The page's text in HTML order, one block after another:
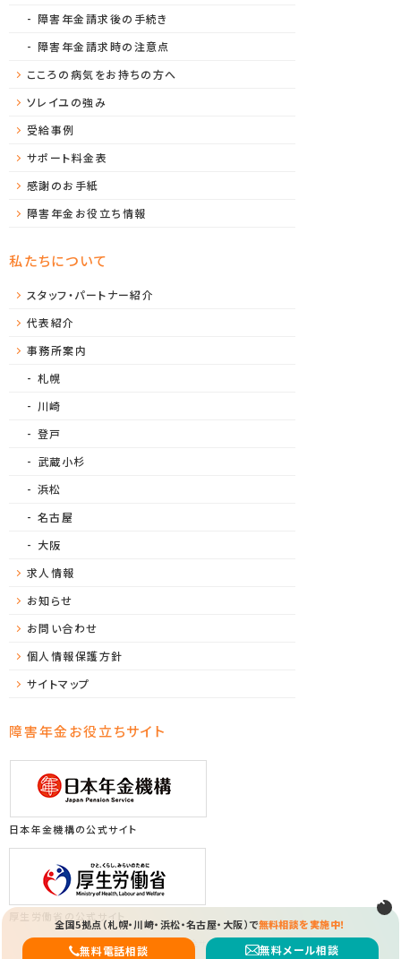
障害年金請求後の手続き
障害年金請求時の注意点
こころの病気をお持ちの方へ
ソレイユの強み
受給事例
サポート料金表
感謝のお手紙
障害年金お役立ち情報
私たちについて
スタッフ・パートナー紹介
代表紹介
事務所案内
札幌
川崎
登戸
武蔵小杉
浜松
名古屋
大阪
求人情報
お知らせ
お問い合わせ
個人情報保護方針
サイトマップ
障害年金お役立ちサイト
日本年金機構の公式サイト
Copyright (C) 2026 ソレイユ障害年金サポートセンター All Rights Reserved.
全国5拠点（札幌・川崎・浜松・名古屋・大阪）で無料相談を実施中！
無料電話相談
無料メール相談